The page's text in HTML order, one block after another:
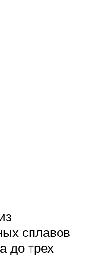
сплавов
до трех